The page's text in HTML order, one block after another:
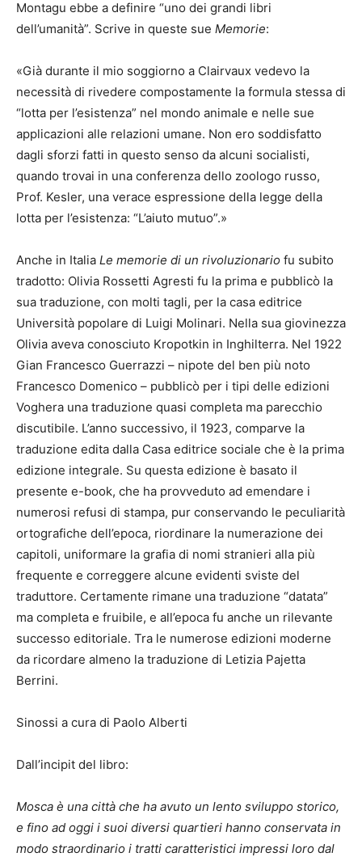
Montagu ebbe a definire “uno dei grandi libri
dell’umanità”. Scrive in queste sue Memorie:
«Già durante il mio soggiorno a Clairvaux vedevo la
necessità di rivedere compostamente la formula stessa di
“lotta per l’esistenza” nel mondo animale e nelle sue
applicazioni alle relazioni umane. Non ero soddisfatto
dagli sforzi fatti in questo senso da alcuni socialisti,
quando trovai in una conferenza dello zoologo russo,
Prof. Kesler, una verace espressione della legge della
lotta per l’esistenza: “L’aiuto mutuo”.»
Anche in Italia Le memorie di un rivoluzionario fu subito
tradotto: Olivia Rossetti Agresti fu la prima e pubblicò la
sua traduzione, con molti tagli, per la casa editrice
Università popolare di Luigi Molinari. Nella sua giovinezza
Olivia aveva conosciuto Kropotkin in Inghilterra. Nel 1922
Gian Francesco Guerrazzi – nipote del ben più noto
Francesco Domenico – pubblicò per i tipi delle edizioni
Voghera una traduzione quasi completa ma parecchio
discutibile. L’anno successivo, il 1923, comparve la
traduzione edita dalla Casa editrice sociale che è la prima
edizione integrale. Su questa edizione è basato il
presente e-book, che ha provveduto ad emendare i
numerosi refusi di stampa, pur conservando le peculiarità
ortografiche dell’epoca, riordinare la numerazione dei
capitoli, uniformare la grafia di nomi stranieri alla più
frequente e correggere alcune evidenti sviste del
traduttore. Certamente rimane una traduzione “datata”
ma completa e fruibile, e all’epoca fu anche un rilevante
successo editoriale. Tra le numerose edizioni moderne
da ricordare almeno la traduzione di Letizia Pajetta
Berrini.
Sinossi a cura di Paolo Alberti
Dall’incipit del libro:
Mosca è una città che ha avuto un lento sviluppo storico,
e fino ad oggi i suoi diversi quartieri hanno conservata in
modo straordinario i tratti caratteristici impressi loro dal